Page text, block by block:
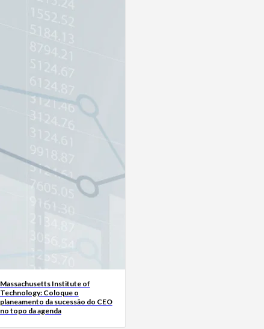
Massachusetts Institute of
Technology: Coloque o
planeamento da sucessão do CEO
no topo da agenda